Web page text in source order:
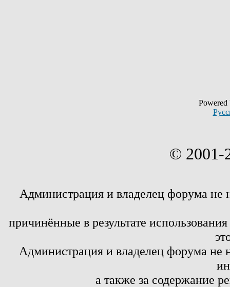
© 2001-
Администрация и владелец форума не
причинённые в результате
Администрация и владелец форума не
а также за содержание